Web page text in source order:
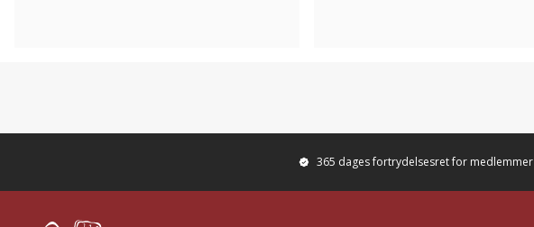
365 dages fortrydelsesret for medlemmer